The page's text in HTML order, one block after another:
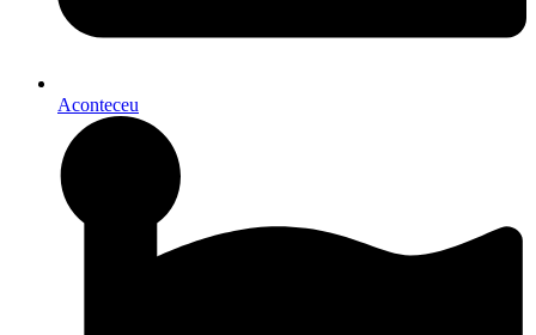
Aconteceu